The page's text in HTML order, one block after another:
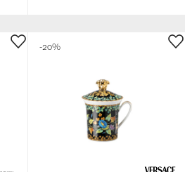
-20%